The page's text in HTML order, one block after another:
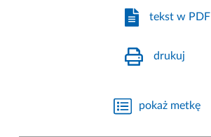
tekst w PDF
drukuj
pokaż metkę